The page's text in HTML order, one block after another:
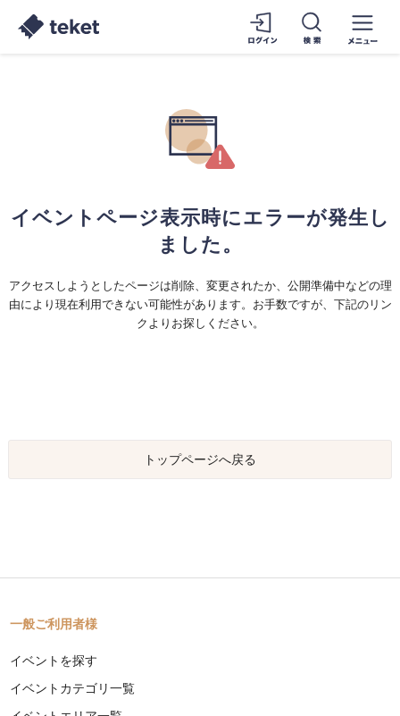
イベントページ表示時にエラーが発生し
ました。
アクセスしようとしたページは削除、変更されたか、公開準備中などの理
由により現在利用できない可能性があります。お手数ですが、下記のリン
クよりお探しください。
トップページへ戻る
一般ご利用者様
イベントを探す
イベントカテゴリ一覧